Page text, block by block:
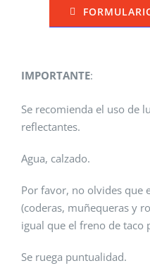
IMPORTANTE:
Se recomienda el uso de
reflectantes.
Agua, calzado.
Por favor, no olvides que
(coderas, muñequeras y
igual que el freno de taco
Se ruega puntualidad.